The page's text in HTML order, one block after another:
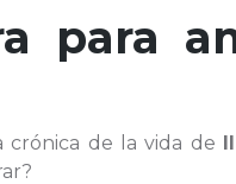
para
crónica de la vida de